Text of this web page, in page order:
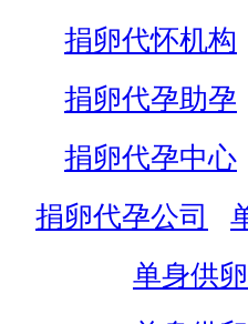
捐卵代怀机构
捐卵代孕助孕
捐卵代孕中心
捐卵代孕公司
单身供